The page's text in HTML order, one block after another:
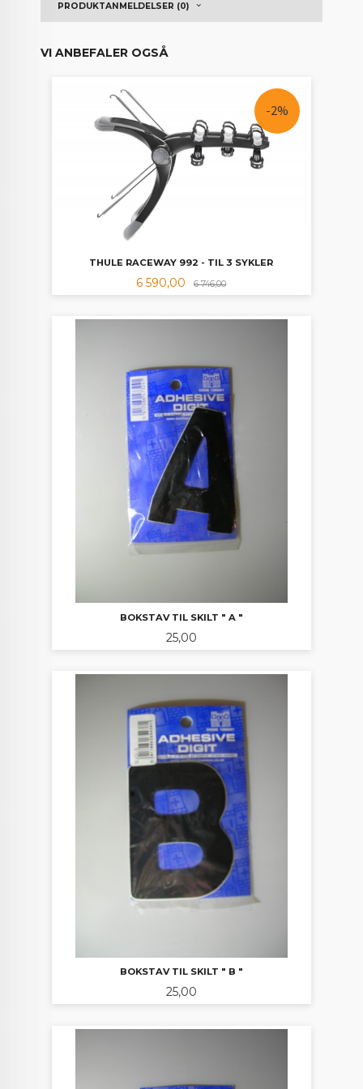
PRODUKTANMELDELSER (0)
VI ANBEFALER OGSÅ
THULE RACEWAY 992 - TIL 3 SYKLER
Tilbud
6 590,00 6 746,00Rabatt
-2%
BOKSTAV TIL SKILT " A "
Pris
25,00
BOKSTAV TIL SKILT " B "
Pris
25,00